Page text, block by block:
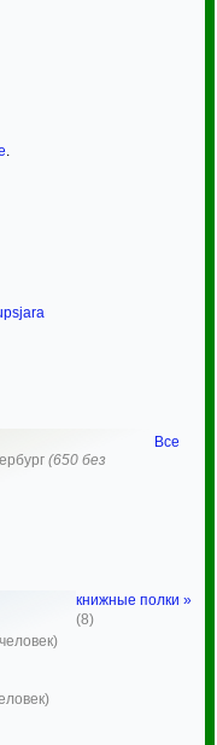
(650 без
Все
книжные полки »
(8)